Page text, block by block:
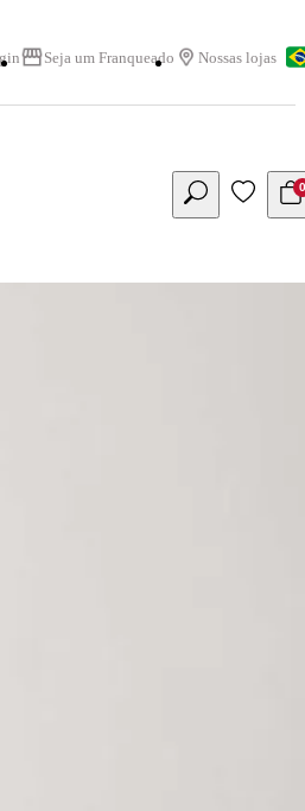
Seja um Franqueado Nossas lojas
0